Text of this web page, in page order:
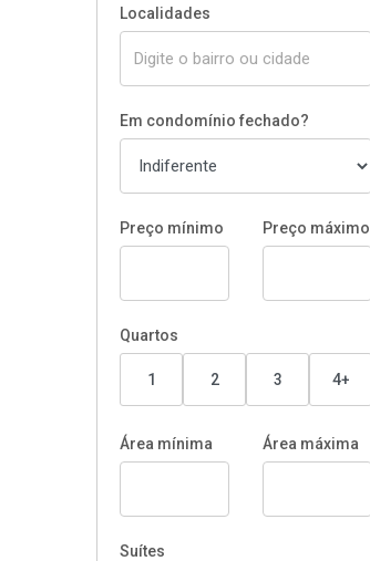
Localidades
Em condomínio fechado?
Preço mínimo Preço máximo
Quartos
1 2 3 4+
Área mínima Área máxima
Suítes